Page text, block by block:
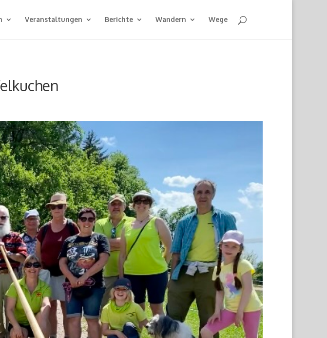
Veranstaltungen Berichte Wandern Wege